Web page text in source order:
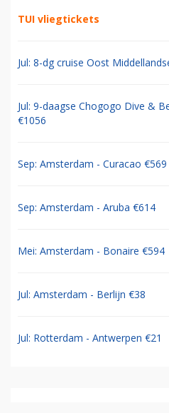
TUI vliegtickets
Jul: 8-dg cruise Oost
Jul: 9-daagse Chogogo Dive &
€1056
Sep: Amsterdam - Curacao €569
Sep: Amsterdam - Aruba €614
Mei: Amsterdam - Bonaire €594
Jul: Amsterdam - Berlijn €38
Jul: Rotterdam - Antwerpen €21